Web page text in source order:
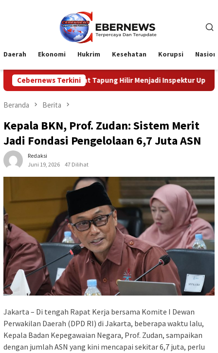
Daerah Ekonomi Hukrim Kesehatan Korupsi
Cebernews Terkini
Camat Tapung Hilir Menjadi Inspektur Upacara HUT Riau Ke-69
Beranda Berita
Kepala BKN, Prof. Zudan: Sistem Merit
Jadi Fondasi Pengelolaan 6,7 Juta ASN
Redaksi
Juni 19, 2026
47 Dilihat
Jakarta – Di tengah Rapat Kerja bersama Komite I Dewan
Perwakilan Daerah (DPD RI) di Jakarta, beberapa waktu lalu,
Kepala Badan Kepegawaian Negara, Prof. Zudan, sampaikan
dengan jumlah ASN yang kini mencapai sekitar 6,7 juta, perlu